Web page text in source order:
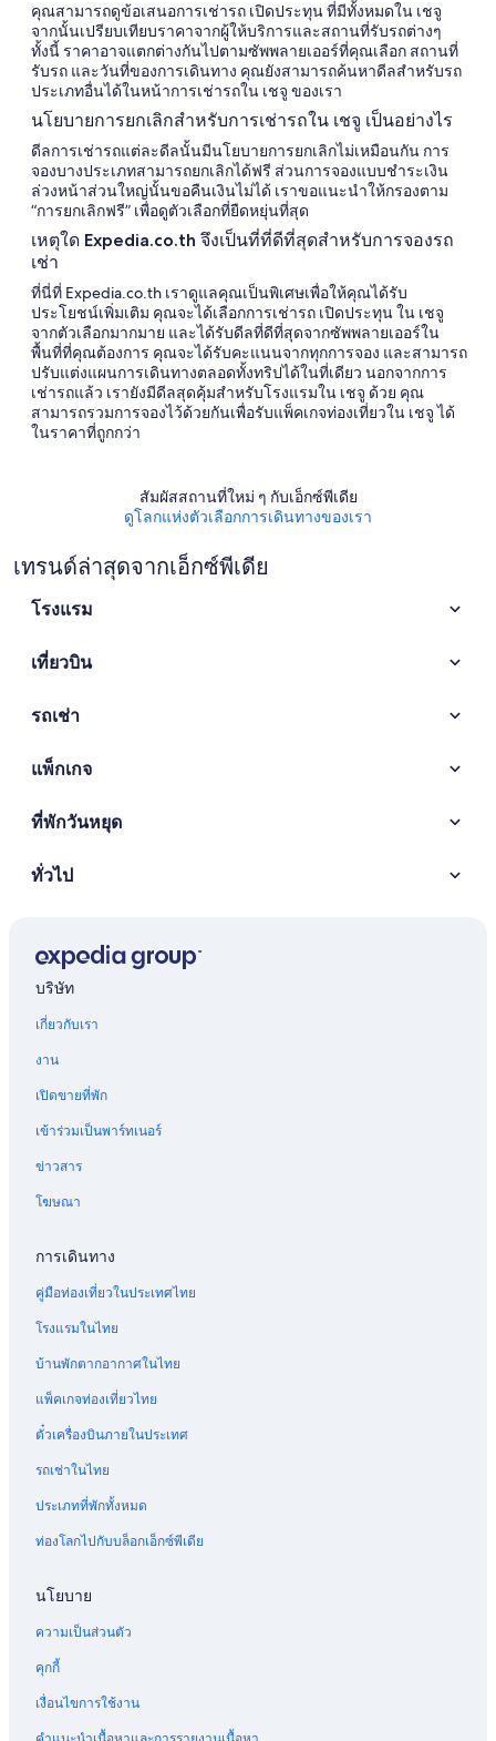
คุณสามารถดูข้อเสนอการเช่ารถ เปิดประทุน ที่มีทั้งหมดใน เชจู
จากนั้นเปรียบเทียบราคาจากผู้ให้บริการและสถานที่รับรถต่างๆ
ทั้งนี้ ราคาอาจแตกต่างกันไปตามซัพพลายเออร์ที่คุณเลือก สถานที่
รับรถ และวันที่ของการเดินทาง คุณยังสามารถค้นหาดีลสำหรับรถ
ประเภทอื่นได้ในหน้าการเช่ารถใน เชจู ของเรา
นโยบายการยกเลิกสำหรับการเช่ารถใน เชจู เป็นอย่างไร
ดีลการเช่ารถแต่ละดีลนั้นมีนโยบายการยกเลิกไม่เหมือนกัน การ
จองบางประเภทสามารถยกเลิกได้ฟรี ส่วนการจองแบบชำระเงิน
ล่วงหน้าส่วนใหญ่นั้นขอคืนเงินไม่ได้ เราขอแนะนำให้กรองตาม
“การยกเลิกฟรี” เพื่อดูตัวเลือกที่ยืดหยุ่นที่สุด
เหตุใด Expedia.co.th จึงเป็นที่ที่ดีที่สุดสำหรับการจองรถ
เช่า
ที่นี่ที่ Expedia.co.th เราดูแลคุณเป็นพิเศษเพื่อให้คุณได้รับ
ประโยชน์เพิ่มเติม คุณจะได้เลือกการเช่ารถ เปิดประทุน ใน เชจู
จากตัวเลือกมากมาย และได้รับดีลที่ดีที่สุดจากซัพพลายเออร์ใน
พื้นที่ที่คุณต้องการ คุณจะได้รับคะแนนจากทุกการจอง และสามารถ
ปรับแต่งแผนการเดินทางตลอดทั้งทริปได้ในที่เดียว นอกจากการ
เช่ารถแล้ว เรายังมีดีลสุดคุ้มสำหรับโรงแรมใน เชจู ด้วย คุณ
สามารถรวมการจองไว้ด้วยกันเพื่อรับแพ็คเกจท่องเที่ยวใน เชจู ได้
ในราคาที่ถูกกว่า
สัมผัสสถานที่ใหม่ ๆ กับเอ็กซ์พีเดีย
ดูโลกแห่งตัวเลือกการเดินทางของเรา
เทรนด์ล่าสุดจากเอ็กซ์พีเดีย
โรงแรม
เที่ยวบิน
รถเช่า
แพ็กเกจ
ที่พักวันหยุด
ทั่วไป
บริษัท
เกี่ยวกับเรา
งาน
เปิดขายที่พัก
เข้าร่วมเป็นพาร์ทเนอร์
ข่าวสาร
โฆษณา
การเดินทาง
คู่มือท่องเที่ยวในประเทศไทย
โรงแรมในไทย
บ้านพักตากอากาศในไทย
แพ็คเกจท่องเที่ยวไทย
ตั๋วเครื่องบินภายในประเทศ
รถเช่าในไทย
ประเภทที่พักทั้งหมด
ท่องโลกไปกับบล็อกเอ็กซ์พีเดีย
นโยบาย
ความเป็นส่วนตัว
คุกกี้
เงื่อนไขการใช้งาน